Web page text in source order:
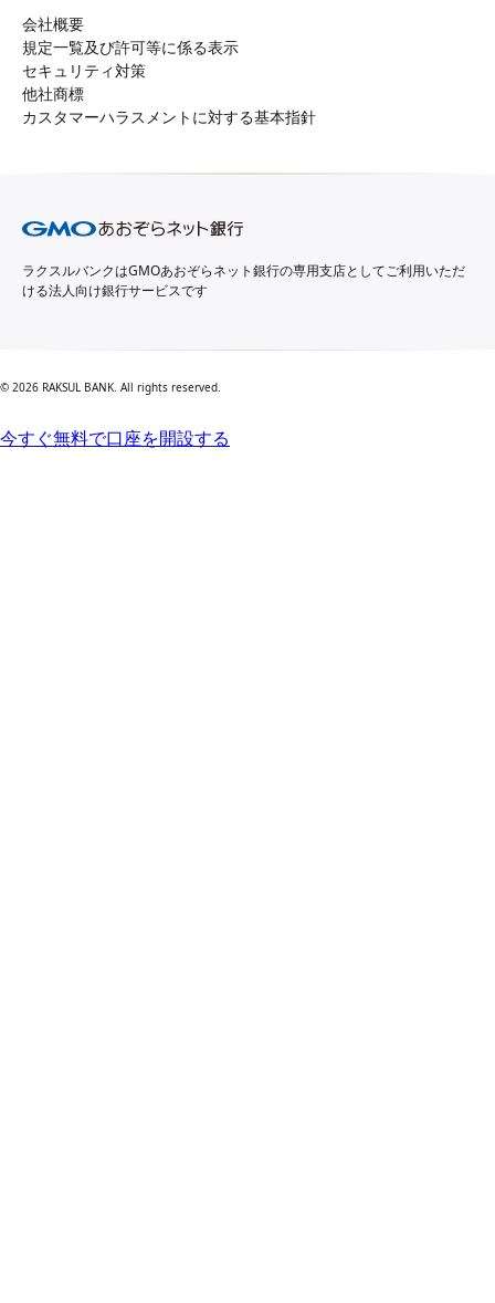
会社概要
規定一覧及び許可等に係る表示
セキュリティ対策
他社商標
カスタマーハラスメントに対する基本指針
ラクスルバンクはGMOあおぞらネット銀行の専用支店としてご利用いただ
ける法人向け銀行サービスです
© 2026 RAKSUL BANK. All rights reserved.
今すぐ無料で口座を開設する